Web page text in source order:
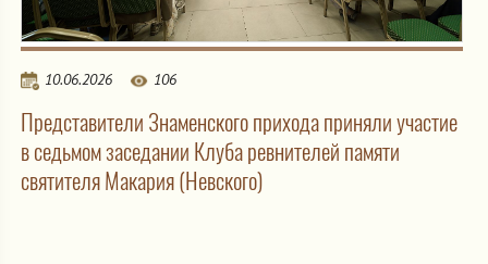
10.06.2026 106
Представители Знаменского прихода приняли участие
в седьмом заседании Клуба ревнителей памяти
святителя Макария (Невского)